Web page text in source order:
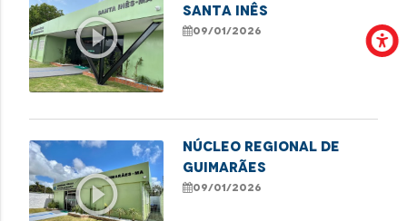
play_circle_outline
SANTA INÊS
09/01/2026
play_circle_outline
NÚCLEO REGIONAL DE
GUIMARÃES
09/01/2026